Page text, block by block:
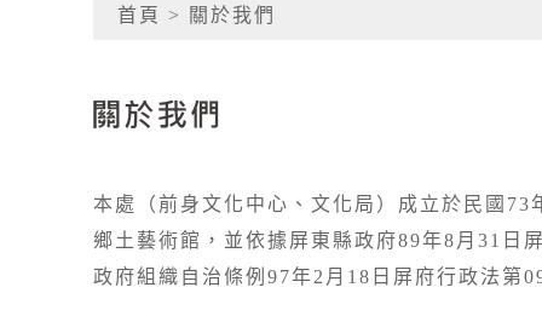
首頁
> 關於我們
關於我們
本處（前身文化中心、文化局）成立於民國
鄉土藝術館，並依據屏東縣政府89年8月31日
政府組織自治條例97年2月18日屏府行政法第